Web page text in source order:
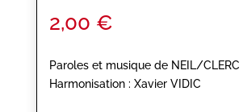
2,00 €
Paroles et musique de NEIL/CLERC
Harmonisation : Xavier VIDIC